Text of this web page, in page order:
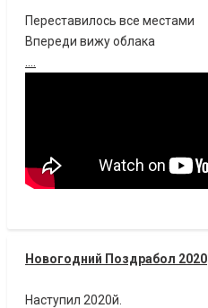
Переставилось все местами
Впереди вижу облака
Новогодний Поздрабол 2020
Наступил 2020й.